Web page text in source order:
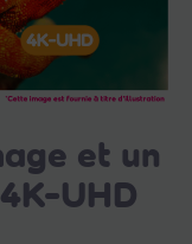
et un
UHD